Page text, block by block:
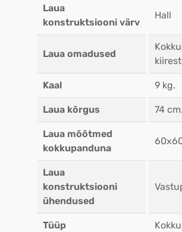
Laua
konstruktsiooni värv
Hall
Laua omadused
Kaal 9 kg.
Laua kõrgus 74 cm.
Laua mõõtmed
kokkupanduna
Laua
konstruktsiooni
ühendused
Tüüp